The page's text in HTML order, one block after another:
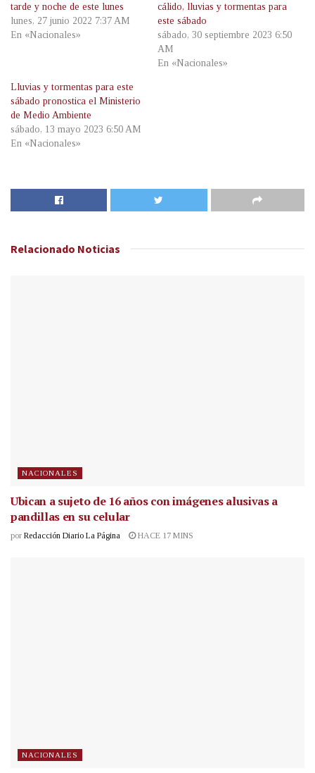
tarde y noche de este lunes
lunes, 27 junio 2022 7:37 AM
En «Nacionales»
cálido, lluvias y tormentas para
este sábado
sábado, 30 septiembre 2023 6:50
AM
En «Nacionales»
Lluvias y tormentas para este
sábado pronostica el Ministerio
de Medio Ambiente
sábado, 13 mayo 2023 6:50 AM
En «Nacionales»
Relacionado Noticias
NACIONALES
Ubican a sujeto de 16 años con imágenes alusivas a
pandillas en su celular
por Redacción Diario La Página HACE 17 MINS
NACIONALES